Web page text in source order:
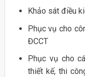
Khảo sát điều
Phục vụ cho
ĐCCT
Phục vụ cho
thiết kế, thi